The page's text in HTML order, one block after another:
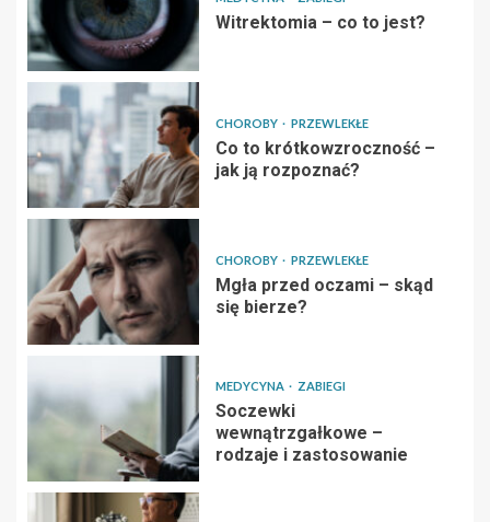
Witrektomia – co to jest?
CHOROBY PRZEWLEKŁE
Co to krótkowzroczność –
jak ją rozpoznać?
CHOROBY PRZEWLEKŁE
Mgła przed oczami – skąd
się bierze?
MEDYCYNA ZABIEGI
Soczewki
wewnątrzgałkowe –
rodzaje i zastosowanie